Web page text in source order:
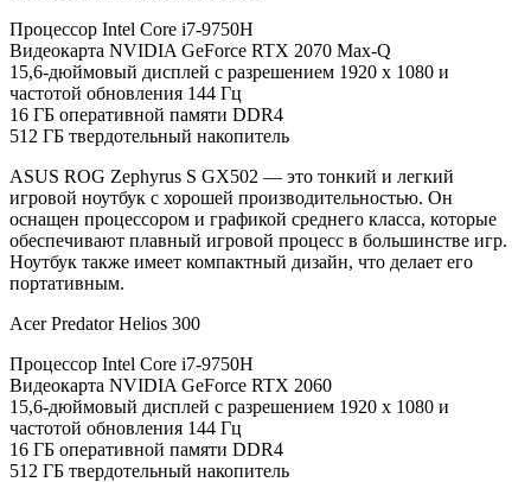
Процессор Intel Core i7-9750H
Видеокарта NVIDIA GeForce RTX 2070 Max-Q
15,6-дюймовый дисплей с разрешением 1920 x 1080 и
частотой обновления 144 Гц
16 ГБ оперативной памяти DDR4
512 ГБ твердотельный накопитель
ASUS ROG Zephyrus S GX502 — это тонкий и легкий
игровой ноутбук с хорошей производительностью. Он
оснащен процессором и графикой среднего класса, которые
обеспечивают плавный игровой процесс в большинстве игр.
Ноутбук также имеет компактный дизайн, что делает его
портативным.
Acer Predator Helios 300
Процессор Intel Core i7-9750H
Видеокарта NVIDIA GeForce RTX 2060
15,6-дюймовый дисплей с разрешением 1920 x 1080 и
частотой обновления 144 Гц
16 ГБ оперативной памяти DDR4
512 ГБ твердотельный накопитель